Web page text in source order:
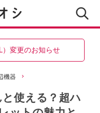
）変更のお知らせ
機器
と使える？超ハ